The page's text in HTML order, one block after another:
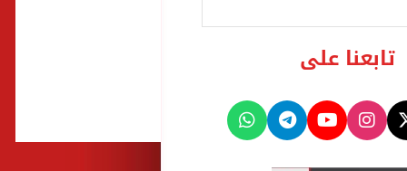
تابعنا على